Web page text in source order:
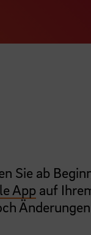
Sie ab
App auf